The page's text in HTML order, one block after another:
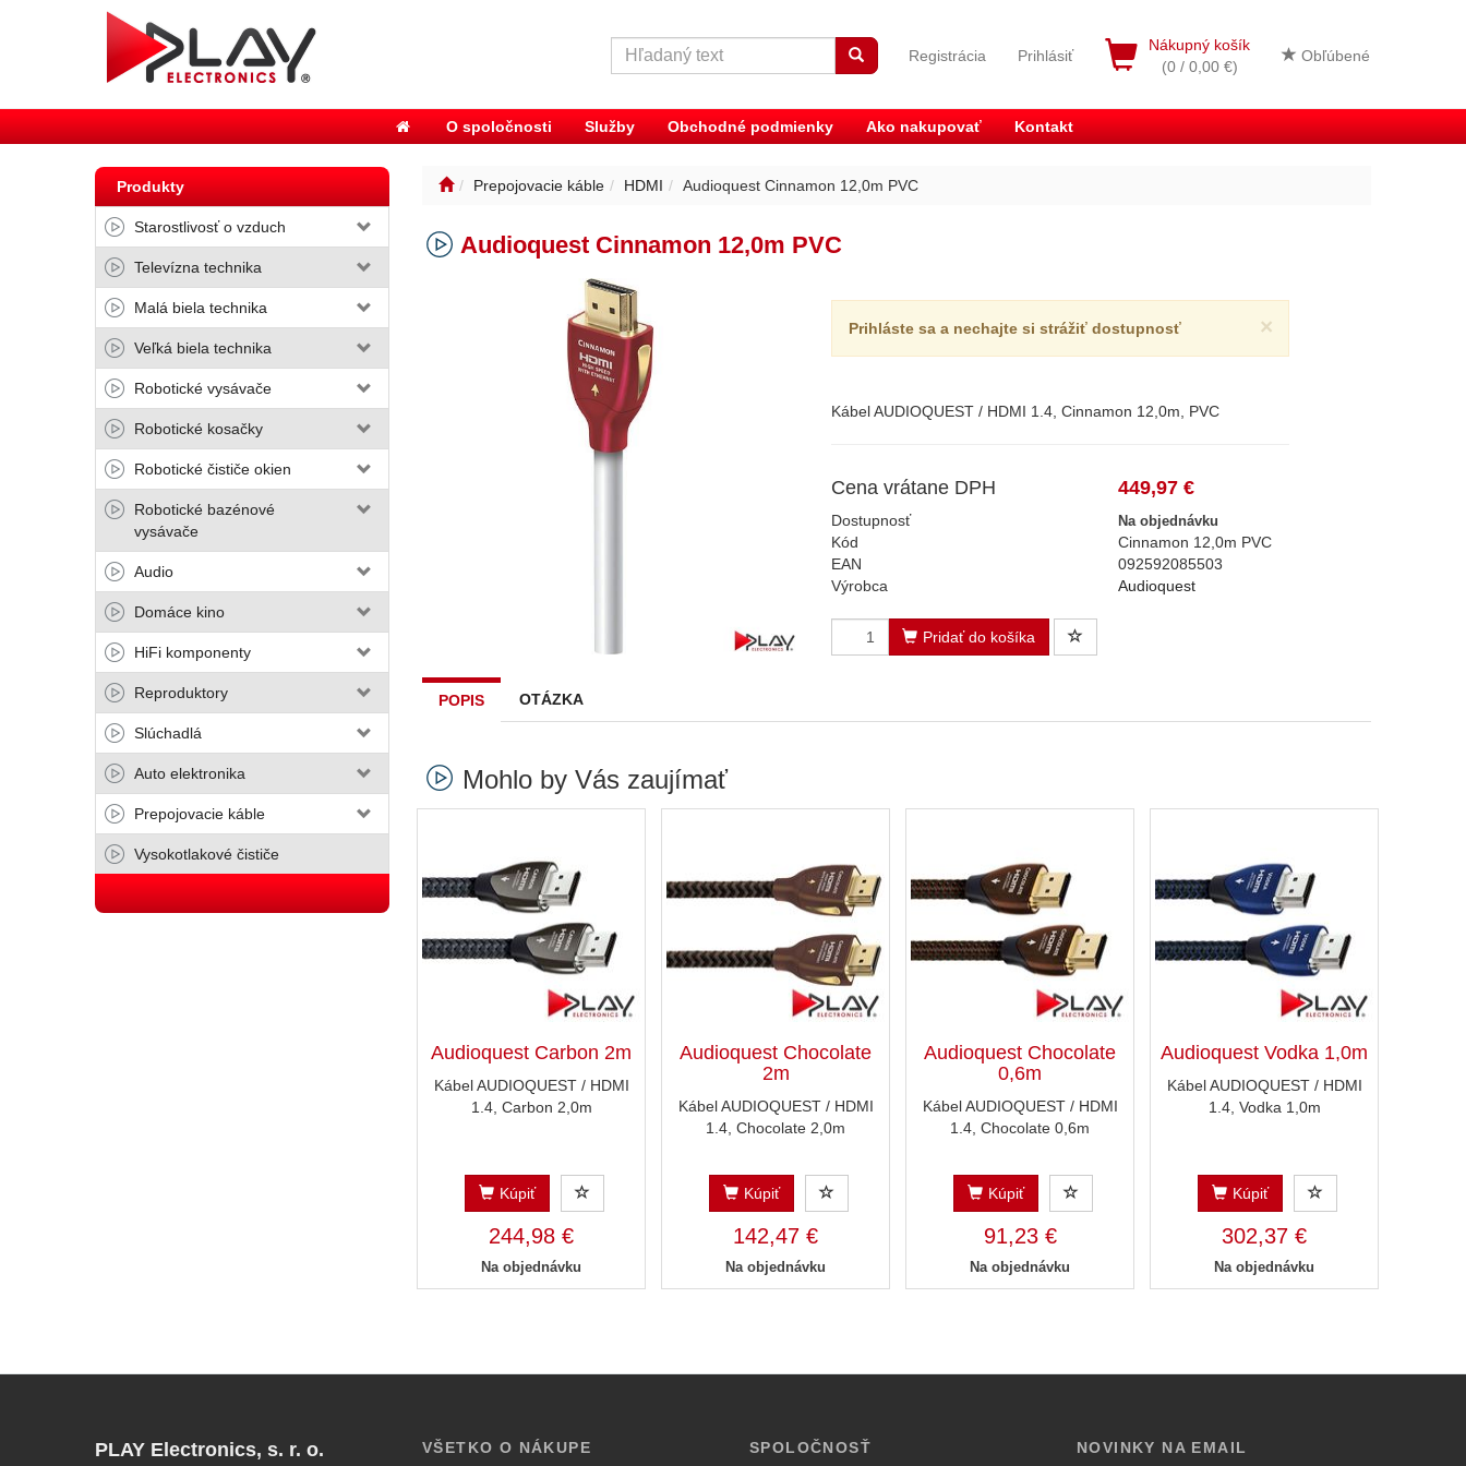
Nákupný košík
(0 / 0,00 €)
Obľúbené
Registrácia Prihlásiť
O spoločnosti Služby Obchodné podmienky Ako nakupovať Kontakt
Produkty
Starostlivosť o vzduch
Televízna technika
Malá biela technika
Veľká biela technika
Robotické vysávače
Robotické kosačky
Robotické čističe okien
Robotické bazénové
vysávače
Audio
Domáce kino
HiFi komponenty
Reproduktory
Slúchadlá
Auto elektronika
Prepojovacie káble
Vysokotlakové čističe
Prepojovacie káble HDMI Audioquest Cinnamon 12,0m PVC
Audioquest Cinnamon 12,0m PVC
×
Prihláste sa a nechajte si strážiť dostupnosť
Kábel AUDIOQUEST / HDMI 1.4, Cinnamon 12,0m, PVC
Cena vrátane DPH 449,97 €
Dostupnosť Na objednávku
Kód
Cinnamon 12,0m PVC
EAN
092592085503
Výrobca
Audioquest
Pridať do košíka
POPIS OTÁZKA
Mohlo by Vás zaujímať
Audioquest Carbon 2m
Kábel AUDIOQUEST / HDMI
1.4, Carbon 2,0m
Kúpiť
244,98 €
Na objednávku
Audioquest Chocolate
2m
Kábel AUDIOQUEST / HDMI
1.4, Chocolate 2,0m
Kúpiť
142,47 €
Na objednávku
Audioquest Chocolate
0,6m
Kábel AUDIOQUEST / HDMI
1.4, Chocolate 0,6m
Kúpiť
91,23 €
Na objednávku
Audioquest Vodka 1,0m
Kábel AUDIOQUEST / HDMI
1.4, Vodka 1,0m
Kúpiť
302,37 €
Na objednávku
PLAY Electronics, s. r. o. VŠETKO O NÁKUPE SPOLOČNOSŤ NOVINKY NA EMAIL